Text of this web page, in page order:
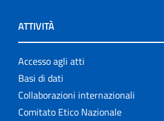
ATTIVITÀ
Accesso agli atti
Basi di dati
Collaborazioni internazionali
Comitato Etico Nazionale